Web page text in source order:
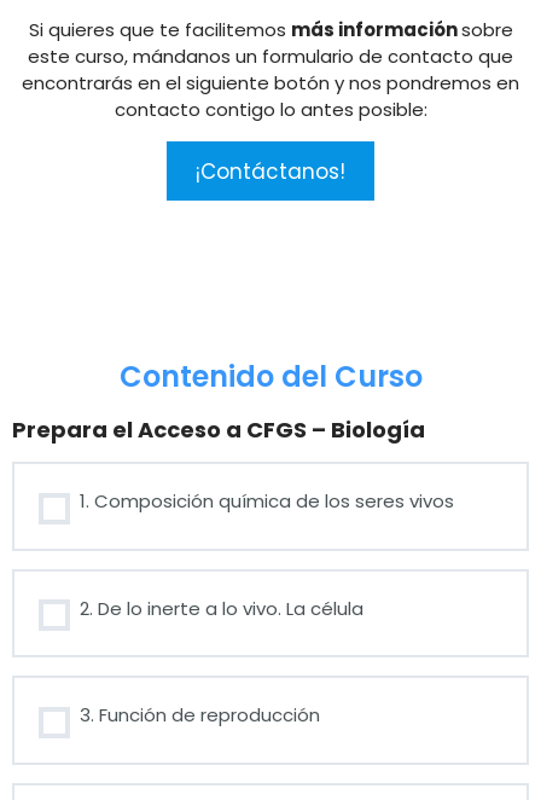
Si quieres que te facilitemos más informaciónsobre
este curso, mándanos un formulario de contacto que
encontrarás en el siguiente botón y nos pondremos en
contacto contigo lo antes posible:
¡Contáctanos!
Contenido del Curso
Prepara el Acceso a CFGS – Biología
1. Composición química de los seres vivos
2. De lo inerte a lo vivo. La célula
3. Función de reproducción